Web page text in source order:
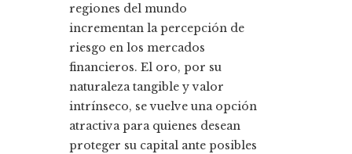
regiones del mundo
incrementan la percepción de
riesgo en los mercados
financieros. El oro, por su
naturaleza tangible y valor
intrínseco, se vuelve una opción
atractiva para quienes desean
proteger su capital ante posibles